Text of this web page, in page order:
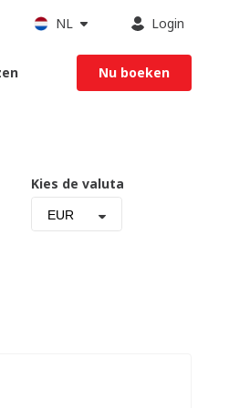
NL Login
Nu boeken
Kies de valuta
EUR